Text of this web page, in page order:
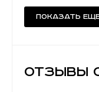
Показать
Отзывы